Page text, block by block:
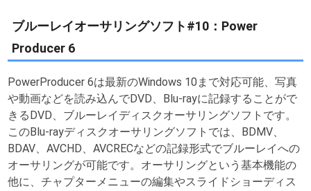
ブルーレイオーサリングソフト#10：Power
Producer 6
PowerProducer 6は最新のWindows 10まで対応可能、写真
や動画などを読み込んでDVD、Blu-rayに記録することがで
きるDVD、ブルーレイディスクオーサリングソフトです。
このBlu-rayディスクオーサリングソフトでは、BDMV、
BDAV、AVCHD、AVCRECなどの記録形式でブルーレイへの
オーサリングが可能です。オーサリングという基本機能の
他に、チャプターメニューの編集やスライドショーディス